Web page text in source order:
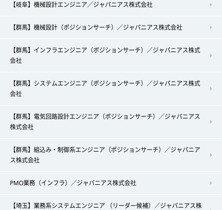
【岐阜】機械設計エンジニア／ジャパニアス株式会社
【群馬】機械設計（ポジションサーチ）／ジャパニアス株式会社
【群馬】インフラエンジニア（ポジションサーチ）／ジャパニアス株式
会社
【群馬】システムエンジニア（ポジションサーチ）／ジャパニアス株式
会社
【群馬】電気回路設計エンジニア（ポジションサーチ）／ジャパニアス
株式会社
【群馬】組込み・制御系エンジニア（ポジションサーチ）／ジャパニア
ス株式会社
PMO業務（インフラ）／ジャパニアス株式会社
【埼玉】業務系システムエンジニア （リーダー候補）／ジャパニアス株